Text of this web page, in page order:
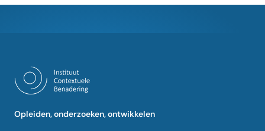
Opleiden, onderzoeken, ontwikkelen